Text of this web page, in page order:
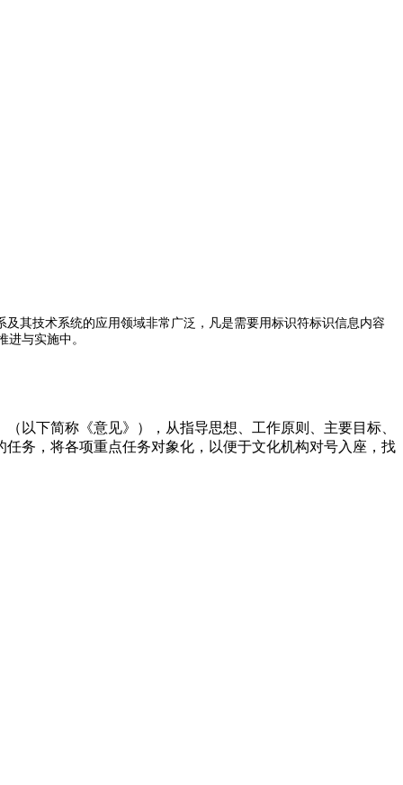
其技术系统的应用领域非常广泛，凡是需要用标识符标识信息内容
与实施中。
以下简称《意见》），从指导思想、工作原则、主要目标、
务，将各项重点任务对象化，以便于文化机构对号入座，找